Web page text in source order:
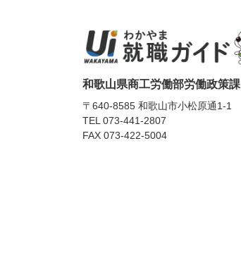
和歌山県商工労働部労働政策課
〒640-8585 和歌山市小松原通1-1
TEL 073-441-2807
FAX 073-422-5004